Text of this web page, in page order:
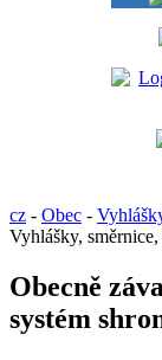
cz - Obec -
Vyhlášky,
Obecně
systém